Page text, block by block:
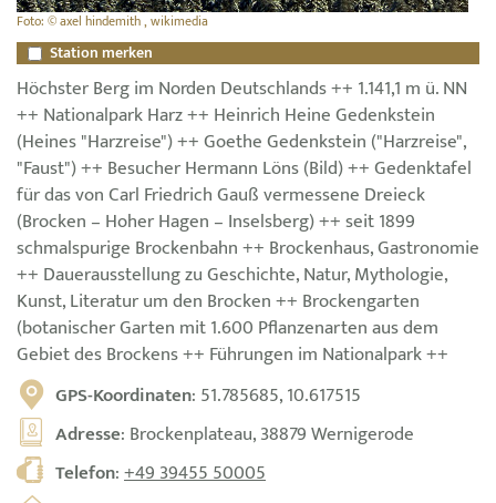
Foto: © axel hindemith , wikimedia
Station merken
Höchster Berg im Norden Deutschlands ++ 1.141,1 m ü. NN
++ Nationalpark Harz ++ Heinrich Heine Gedenkstein
(Heines "Harzreise") ++ Goethe Gedenkstein ("Harzreise",
"Faust") ++ Besucher Hermann Löns (Bild) ++ Gedenktafel
für das von Carl Friedrich Gauß vermessene Dreieck
(Brocken – Hoher Hagen – Inselsberg) ++ seit 1899
schmalspurige Brockenbahn ++ Brockenhaus, Gastronomie
++ Dauerausstellung zu Geschichte, Natur, Mythologie,
Kunst, Literatur um den Brocken ++ Brockengarten
(botanischer Garten mit 1.600 Pflanzenarten aus dem
Gebiet des Brockens ++ Führungen im Nationalpark ++
GPS-Koordinaten: 51.785685, 10.617515
Adresse: Brockenplateau, 38879 Wernigerode
Telefon:+49 39455 50005